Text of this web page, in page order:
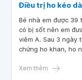
Điều trị ho kéo
Bé nhà em được 39
có bị sốt nên em
viêm A. Sau 3 ngày
chứng ho khan, ho
vẫn không hết triệu
Xem thêm